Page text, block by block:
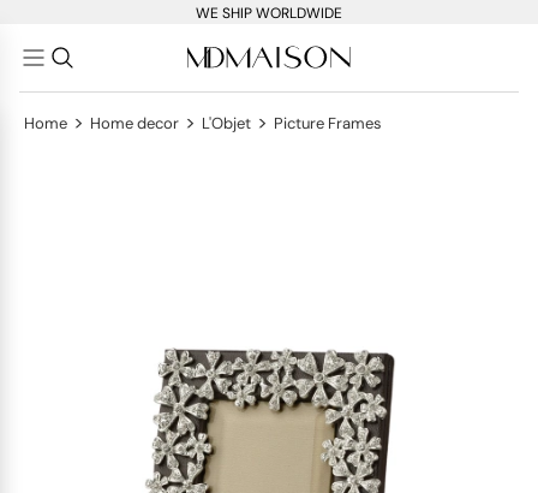
WE SHIP WORLDWIDE
Home > Home decor > L'Objet > Picture Frames